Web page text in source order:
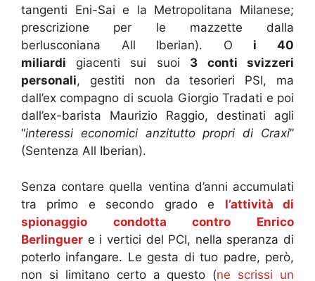
tangenti Eni-Sai e la Metropolitana Milanese;
prescrizione per le mazzette dalla
berlusconiana All Iberian). O i 40
miliardi giacenti sui suoi 3 conti svizzeri
personali, gestiti non da tesorieri PSI, ma
dall’ex compagno di scuola Giorgio Tradati e poi
dall’ex-barista Maurizio Raggio, destinati agli
“interessi economici anzitutto propri di Craxi”
(Sentenza All Iberian).
Senza contare quella ventina d’anni accumulati
tra primo e secondo grado e l’attività di
spionaggio condotta contro Enrico
Berlinguer e i vertici del PCI, nella speranza di
poterlo infangare. Le gesta di tuo padre, però,
non si limitano certo a questo (ne scrissi un